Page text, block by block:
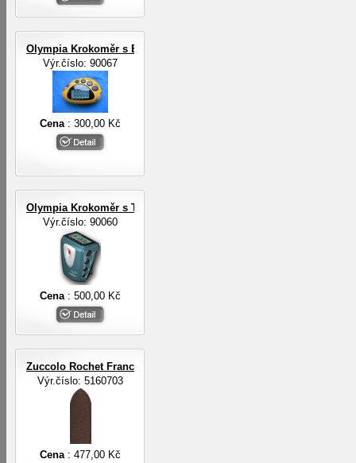
Olympia Krokoměr s EL osvětlením
Výr.číslo: 90067
Cena : 300,00 Kč
Olympia Krokoměr s TF senzorem
Výr.číslo: 90060
Cena : 500,00 Kč
Zuccolo Rochet Francie ZRC ROCHET
Výr.číslo: 5160703
Cena : 477,00 Kč